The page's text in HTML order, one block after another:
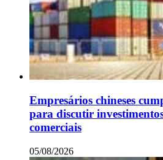
Empresários chineses
para discutir
comerciais
05/08/2026